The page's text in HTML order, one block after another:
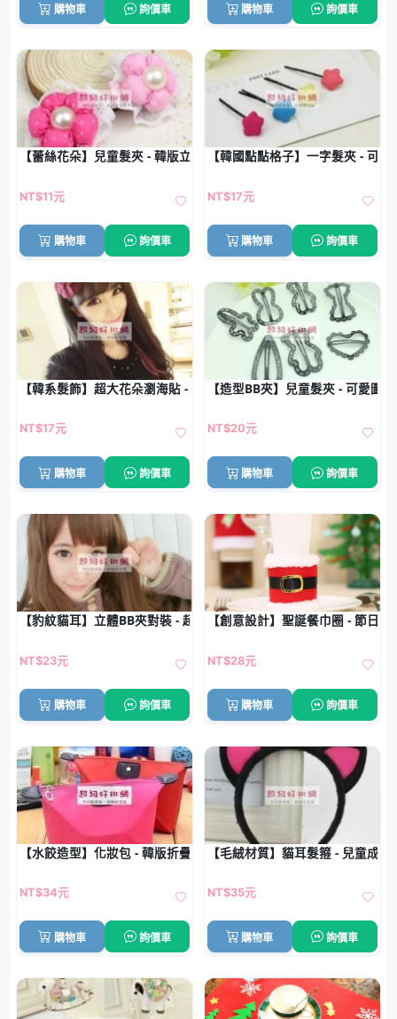
購物車 詢價車 購物車 詢價車
【蕾絲花朵】兒童髮夾 - 韓版立體髮飾
NT$11元
購物車 詢價車
【韓國點點格子】一字髮夾 - 可
NT$17元
購物車 詢價車
【韓系髮飾】超大花朵瀏海貼 - 魔法氈瀏海固定神器
NT$17元
購物車 詢價車
【造型BB夾】兒童髮夾 - 可愛圖
NT$20元
購物車 詢價車
【豹紋貓耳】立體BB夾對裝 - 超萌造型髮夾
NT$23元
購物車 詢價車
【創意設計】聖誕餐巾圈 - 節日餐
NT$28元
購物車 詢價車
【水餃造型】化妝包 - 韓版折疊收納包
NT$34元
購物車 詢價車
【毛絨材質】貓耳髮箍 - 兒童成
NT$35元
購物車 詢價車